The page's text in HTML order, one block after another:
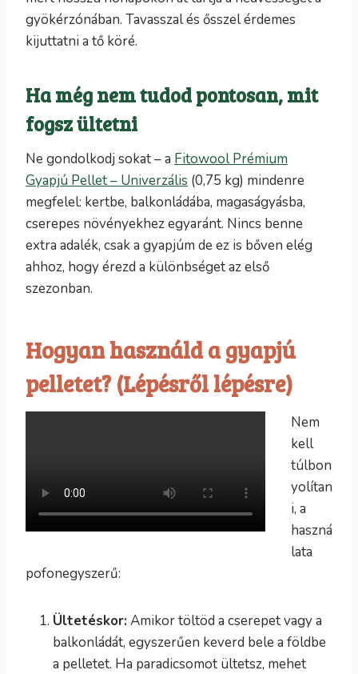
gyökérzónában. Tavasszal és ősszel érdemes
kijuttatni a tő köré.
Ha még nem tudod pontosan, mit
fogsz ültetni
Ne gondolkodj sokat – a Fitowool Prémium
Gyapjú Pellet – Univerzális (0,75 kg) mindenre
megfelel: kertbe, balkonládába, magaságyásba,
cserepes növényekhez egyaránt. Nincs benne
extra adalék, csak a gyapjúm de ez is bőven elég
ahhoz, hogy érezd a különbséget az első
szezonban.
Hogyan használd a gyapjú
pelletet? (Lépésről lépésre)
Nem
kell
túlbon
yolítan
i, a
haszná
lata
pofonegyszerű:
Ültetéskor: Amikor töltöd a cserepet vagy a
balkonládát, egyszerűen keverd bele a földbe
a pelletet. Ha paradicsomot ültetsz, mehet